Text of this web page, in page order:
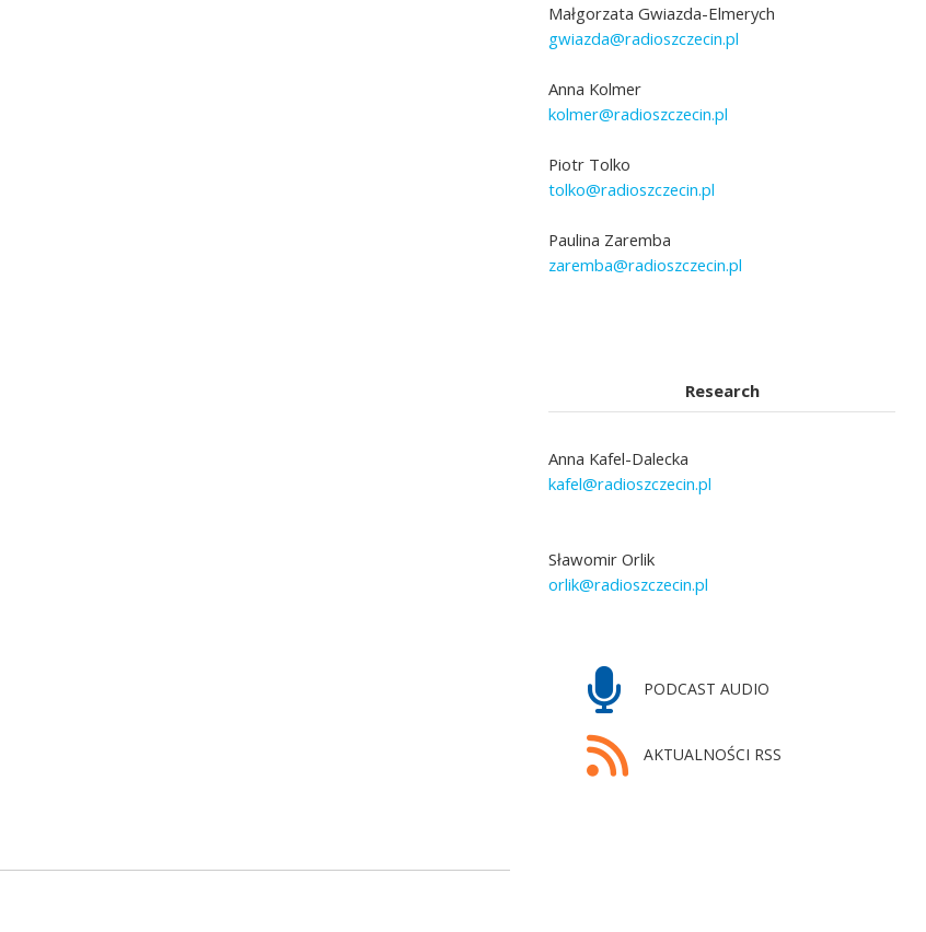
Małgorzata Gwiazda-Elmerych
gwiazda@radioszczecin.pl
Anna Kolmer
kolmer@radioszczecin.pl
Piotr Tolko
tolko@radioszczecin.pl
Paulina Zaremba
zaremba@radioszczecin.pl
Research
Anna Kafel-Dalecka
kafel@radioszczecin.pl
Sławomir Orlik
orlik@radioszczecin.pl
PODCAST AUDIO
AKTUALNOŚCI RSS